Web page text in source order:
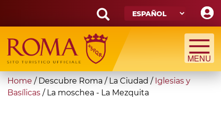
main
content
Search
form
Búsqueda
You
are
Home / Descubre Roma / La Ciudad / Iglesias y
Basílicas / La moschea - La Mezquita